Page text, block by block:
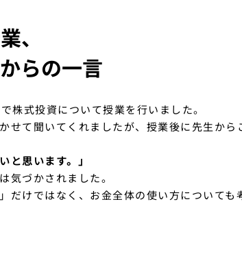
、
らの一言
株式投資について授業を行いました。
せて聞いてくれましたが、授業後に先生から
と思います。」
気づかされました。
だけではなく、お金全体の使い方についても